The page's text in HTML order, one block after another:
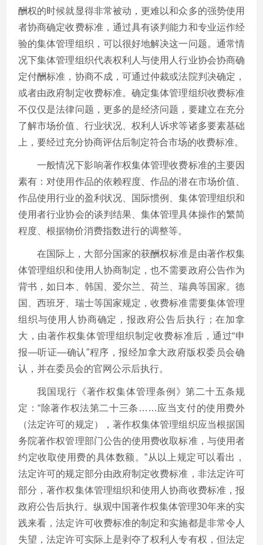
酬权的时候就显得非常被动，更难以和众多的强势使用
者协商确定收费标准，通过具有谈判能力和专业运作经
验的集体管理组织，可以很好地解决这一问题。通常情
况下集体管理组织代表权利人与使用人行业协会协商确
定付酬标准，协商不成，可通过仲裁或法院判决确定，
或者由政府制定收费标准。确定集体管理组织收费标准
不仅仅是法律问题，更多的是经济问题，要建立在充分
了解市场价值、行业状况、权利人诉求等诸多要素基础
上，要经过充分协商评估后制定符合市场的收费标准。
一般情况下影响著作权集体管理收费标准的主要因
素有：对使用作品的依赖程度、作品的潜在市场价值、
作品使用行业的盈利状况、国际惯例、集体管理组织和
使用者行业协会的谈判结果、集体管理具体操作的繁简
程度、根据物价消费指数进行的调整等。
在国际上，大部分国家的获酬权标准是由著作权集
体管理组织和使用人协商制定，也不需要政府公告作为
背书，如日本、韩国、爱尔兰、荷兰、瑞典等国家。德
国、西班牙、瑞士等国家规定，收费标准需要集体管理
组织与使用人协商确定，报政府公告后执行；在加拿
大，由著作权集体管理组织制定收费标准后，通过“申
报—听证—确认”程序，报经加拿大政府版权委员会确
认，并在委员会的官网公示后执行。
我国现行《著作权集体管理条例》第二十五条规
定：“除著作权法第二十三条……应当支付的使用费外
（法定许可的规定），著作权集体管理组织应当根据国
务院著作权管理部门公告的使用费收取标准，与使用者
约定收取使用费的具体数额。”从以上规定可以看出，
法定许可的规定部分由政府制定收费标准，非法定许可
部分，著作权集体管理组织和使用人协商收费标准，报
政府公告后执行。纵观中国著作权集体管理30年来的实
践来看，法定许可收费标准的制定和实施都是非常令人
失望，法定许可实际上是剥夺了权利人专有权，但法定